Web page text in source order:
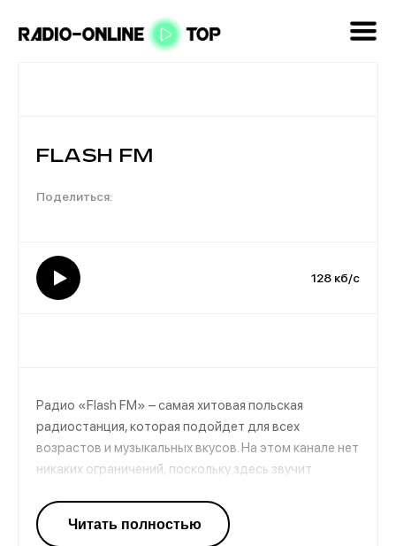
Flash FM
128 кб/с
Радио «Flash FM» – самая хитовая польская
радиостанция, которая подойдет для всех
возрастов и музыкальных вкусов. На этом канале нет
никаких ограничений, поскольку здесь звучит
направлений. Каждый, кто настроится на частоты
этого радио, однозначно найдет для себя то, что